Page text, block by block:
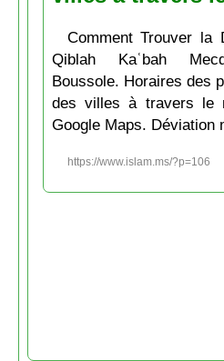
Comment Trouver la
Qiblah Kaʿbah
Boussole. Horaires des
des villes à travers le
Google Maps. Déviation
https://www.islam.ms/?p=106